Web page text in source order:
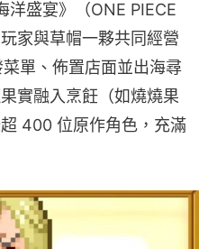
洋盛宴》（ONE PIECE
家與草帽一夥共同經營
菜單、佈置店面並出海尋
實融入烹飪（如燒燒果
400 位原作角色，充滿